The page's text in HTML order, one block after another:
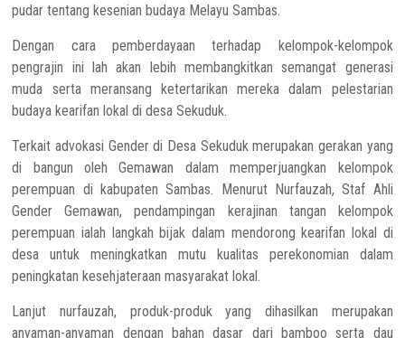
pudar tentang kesenian budaya Melayu Sambas.
Dengan cara pemberdayaan terhadap kelompok-kelompok
pengrajin ini lah akan lebih membangkitkan semangat generasi
muda serta meransang ketertarikan mereka dalam pelestarian
budaya kearifan lokal di desa Sekuduk.
Terkait advokasi Gender di Desa Sekuduk merupakan gerakan yang
di bangun oleh Gemawan dalam memperjuangkan kelompok
perempuan di kabupaten Sambas. Menurut Nurfauzah, Staf Ahli
Gender Gemawan, pendampingan kerajinan tangan kelompok
perempuan ialah langkah bijak dalam mendorong kearifan lokal di
desa untuk meningkatkan mutu kualitas perekonomian dalam
peningkatan kesehjateraan masyarakat lokal.
Lanjut nurfauzah, produk-produk yang dihasilkan merupakan
anyaman-anyaman dengan bahan dasar dari bamboo serta dau